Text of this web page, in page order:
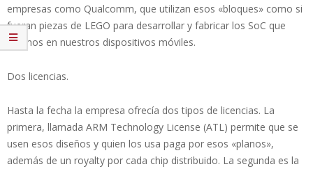
empresas como Qualcomm, que utilizan esos «bloques» como si
fueran piezas de LEGO para desarrollar y fabricar los SoC que
usamos en nuestros dispositivos móviles.
Dos licencias.
Hasta la fecha la empresa ofrecía dos tipos de licencias. La
primera, llamada ARM Technology License (ATL) permite que se
usen esos diseños y quien los usa paga por esos «planos»,
además de un royalty por cada chip distribuido. La segunda es la